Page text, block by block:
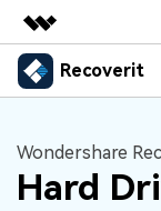
Prodotti in
Utilità
Panoramica
Soluzione
Chi siamo
Recoverit
Recupero Dati
Funzionalità
Wondershare
Hard